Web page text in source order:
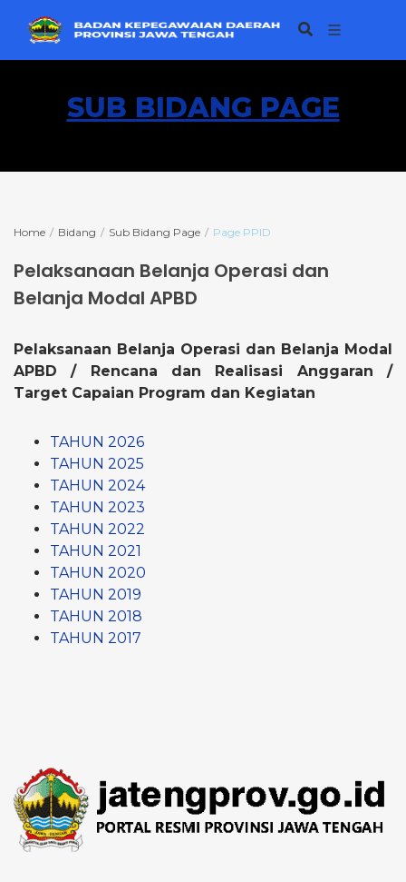
SUB BIDANG PAGE
Home Bidang Sub Bidang Page Page PPID
Pelaksanaan Belanja Operasi dan
Belanja Modal APBD
Pelaksanaan Belanja Operasi dan Belanja Modal
APBD / Rencana dan Realisasi Anggaran /
Target Capaian Program dan Kegiatan
TAHUN 2026
TAHUN 2025
TAHUN 2024
TAHUN 2023
TAHUN 2022
TAHUN 2021
TAHUN 2020
TAHUN 2019
TAHUN 2018
TAHUN 2017